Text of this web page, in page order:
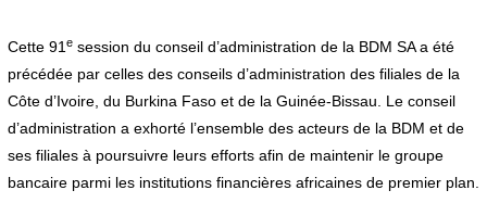
Cette 91 esession du conseil d’administration de la BDM SA a été
précédée par celles des conseils d’administration des filiales de la
Côte d’Ivoire, du Burkina Faso et de la Guinée-Bissau. Le conseil
d’administration a exhorté l’ensemble des acteurs de la BDM et de
ses filiales à poursuivre leurs efforts afin de maintenir le groupe
bancaire parmi les institutions financières africaines de premier plan.